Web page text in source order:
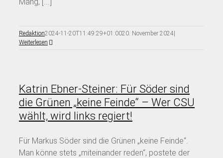
Redaktion2024-11-20T11:49:29+01:0020. November 2024|
Weiterlesen
Katrin Ebner-Steiner: Für Söder sind
die Grünen „keine Feinde“ – Wer CSU
wählt, wird links regiert!
Für Markus Söder sind die Grünen „keine Feinde“.
Man könne stets „miteinander reden“, postete der